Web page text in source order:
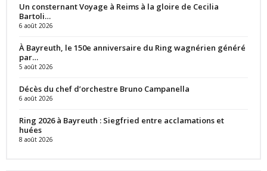
Un consternant Voyage à Reims à la gloire de Cecilia
Bartoli…
6 août 2026
À Bayreuth, le 150e anniversaire du Ring wagnérien généré
par…
5 août 2026
Décès du chef d’orchestre Bruno Campanella
6 août 2026
Ring 2026 à Bayreuth : Siegfried entre acclamations et
huées
8 août 2026